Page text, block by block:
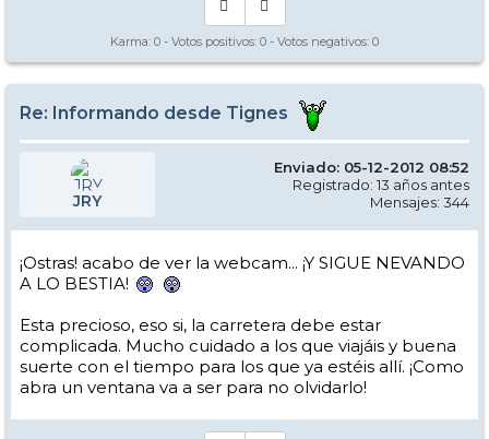
Karma: 0 - Votos positivos: 0 - Votos negativos: 0
Re: Informando desde Tignes
JRY
Enviado: 05-12-2012 08:52
Registrado: 13 años antes
Mensajes: 344
¡Ostras! acabo de ver la webcam... ¡Y SIGUE NEVANDO
A LO BESTIA!
Esta precioso, eso si, la carretera debe estar
complicada. Mucho cuidado a los que viajáis y buena
suerte con el tiempo para los que ya estéis allí. ¡Como
abra un ventana va a ser para no olvidarlo!